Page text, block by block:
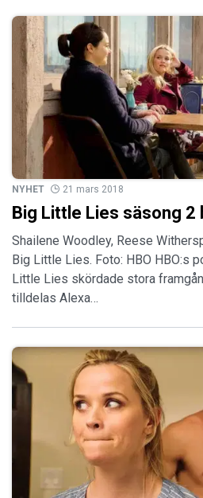
NYHET 21 mars 2018
Big Little Lies säsong 2
Shailene Woodley, Reese
Big Little Lies. Foto: HBO HBO:s
Little Lies skördade stora
tilldelas Alexa…